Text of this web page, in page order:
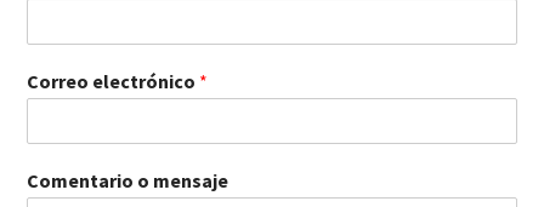
Correo electrónico *
rComentario o mensaje